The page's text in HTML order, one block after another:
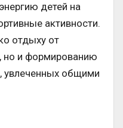
детей на
активности.
отдыху от
но и формированию
увлеченных общими